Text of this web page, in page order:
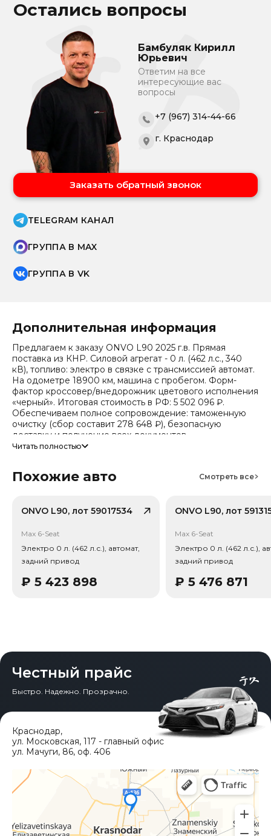
Остались вопросы
Бамбуляк Кирилл
Юрьевич
Ответим на все
интересующие вас
вопросы
+7 (967) 314-44-66
г. Краснодар
Заказать обратный звонок
TELEGRAM КАНАЛ
ГРУППА В MAX
ГРУППА В VK
Дополнительная информация
Предлагаем к заказу ONVO L90 2025 г.в. Прямая
поставка из КНР. Силовой агрегат - 0 л. (462 л.с., 340
кВ), топливо: электро в связке с трансмиссией автомат.
На одометре 18900 км, машина с пробегом. Форм-
фактор кроссовер/внедорожник цветового исполнения
«черный». Итоговая стоимость в РФ: 5 502 096 ₽.
Обеспечиваем полное сопровождение: таможенную
очистку (сбор составит 278 648 ₽), безопасную
доставку и получение всех документов.
дефектовку и точные сроки логистики. Работаем и
Тип привода: Задний привод (RWD). Также по
электромобиль, Тип кузова/посадка: 5 дверей, 6 мест
/ Кроссовер (SUV), Тип дверей: Распашные двери, Кол-
во дверей: 5, Тип электродвигателя: Синхронный с
Крепление детских кресел (ISOFIX), Бесключевой
Беспроводное обновление (OTA), Дополнительное
Читать полностью
Похожие авто Смотреть все
ONVO L90, лот 59017534
Max 6-Seat
Электро 0 л. (462 л.с.), автомат,
задний привод
₽ 5 423 898
ONVO L90, лот
Max 6-Seat
Электро 0 л. (462 л.с.),
задний привод
₽ 5 476 871
Честный прайс
Быстро. Надежно. Прозрачно.
Краснодар,
ул. Московская, 117 - главный офис
ул. Мачуги, 86, оф. 406